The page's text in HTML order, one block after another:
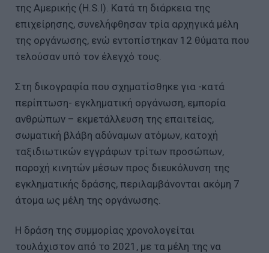
της Αμερικής (H.S.I). Κατά τη διάρκεια της
επιχείρησης, συνελήφθησαν τρία αρχηγικά μέλη
της οργάνωσης, ενώ εντοπίστηκαν 12 θύματα που
τελούσαν υπό τον έλεγχό τους.
Στη δικογραφία που σχηματίσθηκε για -κατά
περίπτωση- εγκληματική οργάνωση, εμπορία
ανθρώπων – εκμετάλλευση της επαιτείας,
σωματική βλάβη αδύναμων ατόμων, κατοχή
ταξιδιωτικών εγγράφων τρίτων προσώπων,
παροχή κινητών μέσων προς διευκόλυνση της
εγκληματικής δράσης, περιλαμβάνονται ακόμη 7
άτομα ως μέλη της οργάνωσης.
Η δράση της συμμορίας χρονολογείται
τουλάχιστον από το 2021, με τα μέλη της να